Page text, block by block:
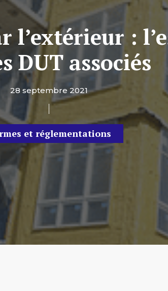
:
DUT associés
28 septembre 2021
et réglementations